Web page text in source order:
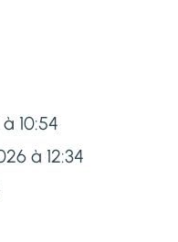
10:54
à 12:34